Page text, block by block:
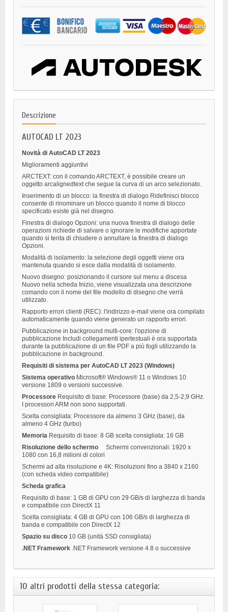
Descrizione
AUTOCAD LT 2023
Novità di AutoCAD LT 2023
Miglioramenti aggiuntivi
ARCTEXT: con il comando ARCTEXT, è possibile creare un
oggetto arcalignedtext che segue la curva di un arco selezionato.
Inserimento di un blocco: la finestra di dialogo Ridefinisci blocco
consente di rinominare un blocco quando il nome di blocco
specificato esiste già nel disegno.
Finestra di dialogo Opzioni: una nuova finestra di dialogo delle
operazioni richiede di salvare o ignorare le modifiche apportate
quando si tenta di chiudere o annullare la finestra di dialogo
Opzioni.
Modalità di isolamento: la selezione degli oggetti viene ora
mantenuta quando si esce dalla modalità di isolamento.
Nuovo disegno: posizionando il cursore sul menu a discesa
Nuovo nella scheda Inizio, viene visualizzata una descrizione
comando con il nome del file modello di disegno che verrà
utilizzato.
Rapporto errori clienti (REC): l'indirizzo e-mail viene ora compilato
automaticamente quando viene generato un rapporto errori.
Pubblicazione in background multi-core: l'opzione di
pubblicazione Includi collegamenti ipertestuali è ora supportata
durante la pubblicazione di un file PDF a più fogli utilizzando la
pubblicazione in background.
Requisiti di sistema per AutoCAD LT 2023 (Windows)
Sistema operativo Microsoft® Windows® 11 o Windows 10
versione 1809 o versioni successive.
Processore Requisito di base: Processore (base) da 2,5-2,9 GHz.
I processori ARM non sono supportati.
Scelta consigliata: Processore da almeno 3 GHz (base), da
almeno 4 GHz (turbo)
Memoria Requisito di base: 8 GB scelta consigliata: 16 GB
Risoluzione dello schermo
Schermi convenzionali: 1920 x
1080 con 16,8 milioni di colori
Schermi ad alta risoluzione e 4K: Risoluzioni fino a 3840 x 2160
(con scheda video compatibile)
Scheda grafica
Requisito di base: 1 GB di GPU con 29 GB/s di larghezza di banda
e compatibile con DirectX 11
Scelta consigliata: 4 GB di GPU con 106 GB/s di larghezza di
banda e compatibile con DirectX 12
Spazio su disco 10 GB (unità SSD consigliata)
.NET Framework .NET Framework versione 4.8 o successive
10 altri prodotti della stessa categoria: